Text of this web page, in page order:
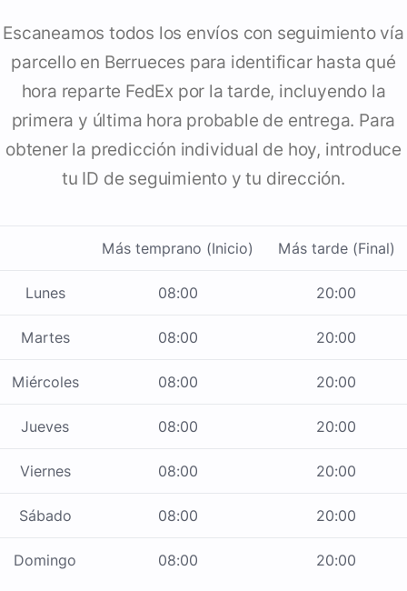
Escaneamos todos los envíos con seguimiento vía
parcello en Berrueces para identificar hasta qué
hora reparte FedEx por la tarde, incluyendo la
primera y última hora probable de entrega. Para
obtener la predicción individual de hoy, introduce
tu ID de seguimiento y tu dirección.
Más temprano (Inicio) Más tarde (Final)
Lunes 08:00 20:00
Martes 08:00 20:00
Miércoles 08:00 20:00
Jueves 08:00 20:00
Viernes 08:00 20:00
Sábado 08:00 20:00
Domingo 08:00 20:00